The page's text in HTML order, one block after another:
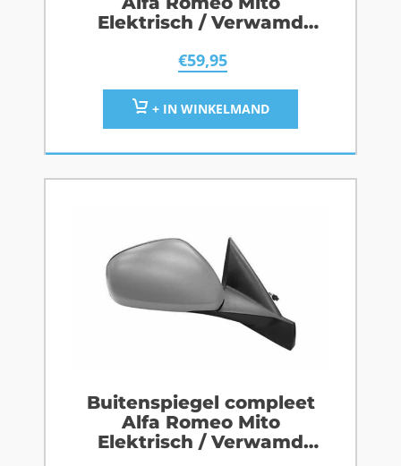
Elektrisch / Verwamd
€59,95
+ IN WINKELMAND
Buitenspiegel compleet
Alfa Romeo Mito
Elektrisch / Verwamd